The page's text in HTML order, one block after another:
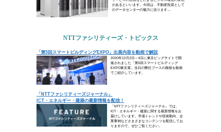
ビジネスコラム
投資価値から考えるデータセンターのロケーシ
不動産投資家が熱視線！投資先としてのデータ
トピックス
「第5回スマートビルディングEXPO」出展内容
「NTTファシリティーズジャーナル」 ICT・エ
お知らせ・ニュースリリース
第54回日本サインデザイン賞の受賞について